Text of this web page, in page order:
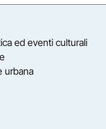
ARTIUM,
do Som, São
38,
ed eventi culturali
urbana